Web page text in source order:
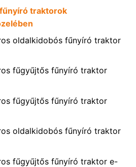
traktorok
oldalkidobós fűnyíró traktor
fűgyűjtős fűnyíró traktor
fűgyűjtős fűnyíró traktor
oldalkidobós fűnyíró traktor
fűgyűjtős fűnyíró traktor e-